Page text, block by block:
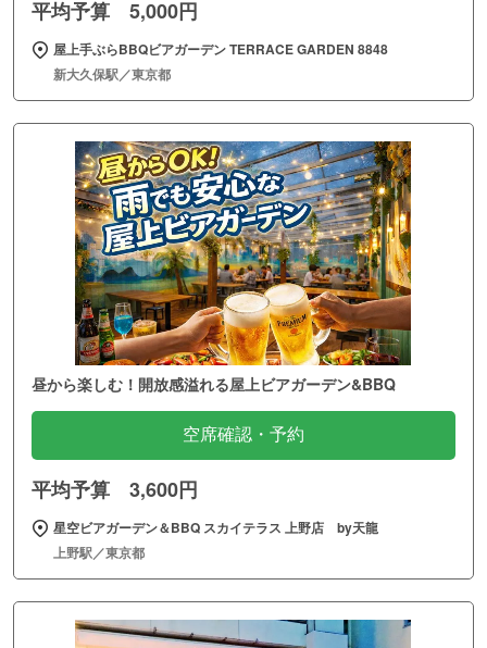
平均予算 5,000円
屋上手ぶらBBQビアガーデン TERRACE GARDEN 8848
新大久保駅／東京都
昼から楽しむ！開放感溢れる屋上ビアガーデン&BBQ
空席確認・予約
平均予算 3,600円
星空ビアガーデン＆BBQ スカイテラス 上野店 by天龍
上野駅／東京都